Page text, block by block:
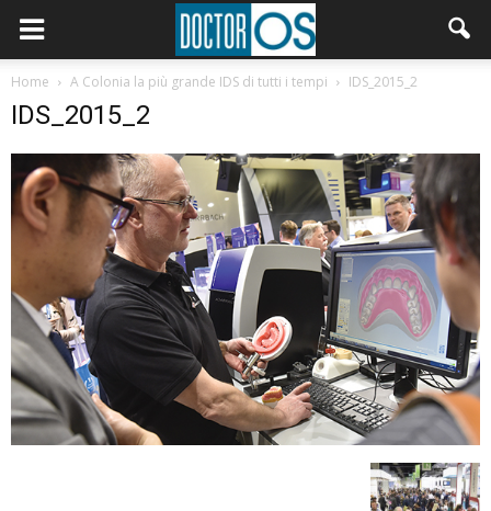
Home A Colonia la più grande IDS di tutti i tempi IDS_2015_2
IDS_2015_2